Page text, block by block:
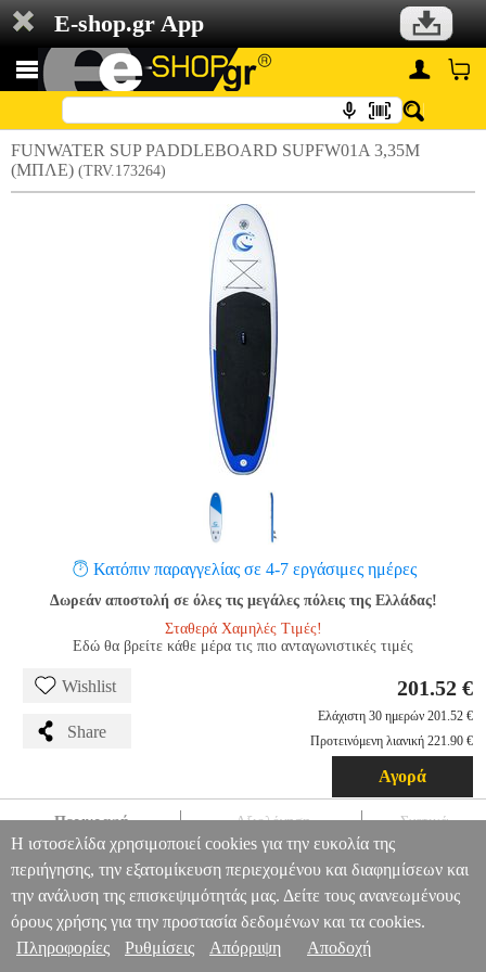
E-shop.gr App
FUNWATER SUP PADDLEBOARD SUPFW01A 3,35M
(ΜΠΛΕ) (TRV.173264)
Κατόπιν παραγγελίας σε 4-7 εργάσιμες ημέρες
Δωρεάν αποστολή σε όλες τις μεγάλες πόλεις της Ελλάδας!
Σταθερά Χαμηλές Τιμές!
Εδώ θα βρείτε κάθε μέρα τις πιο ανταγωνιστικές τιμές
Wishlist
Share
201.52 €
Ελάχιστη 30 ημερών 201.52 €
Προτεινόμενη λιανική 221.90 €
Αγορά
Περιγραφή Αξιολόγηση Σχετικά
FUNWATER SUP PADDLEBOARD SUPFW01A 3,35M (ΜΠΛΕ)
TRV.173264
FUNWATER FUNWATER
ΣΑΝΙΔΕΣ
FUNWATER SUP PADDLEBOARD SUPFW01A 3,35M (ΜΠΛΕ)
201.52
Πληροφορίες & Υπηρεσίες >
Η ιστοσελίδα χρησιμοποιεί cookies για την ευκολία της
περιήγησης, την εξατομίκευση περιεχομένου και διαφημίσεων και
την ανάλυση της επισκεψιμότητάς μας. Δείτε τους ανανεωμένους
όρους χρήσης για την προστασία δεδομένων και τα cookies.
Πληροφορίες
Ρυθμίσεις Απόρριψη Αποδοχή